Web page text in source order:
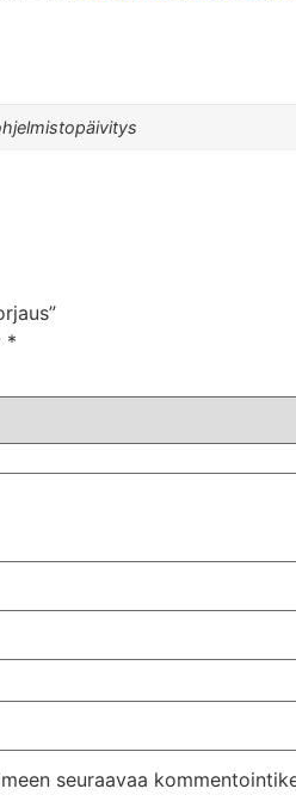
*
seuraavaa